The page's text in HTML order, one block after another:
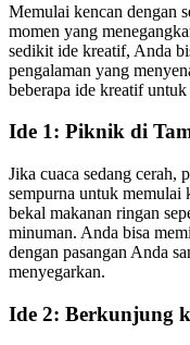
Memulai kencan dengan
momen yang
sedikit ide kreatif, Anda
pengalaman yang
beberapa ide kreatif
Ide 1: Piknik di
Jika cuaca sedang cerah,
sempurna untuk memulai
bekal makanan ringan
minuman. Anda bisa
dengan pasangan Anda
menyegarkan.
Ide 2: Berkunjung